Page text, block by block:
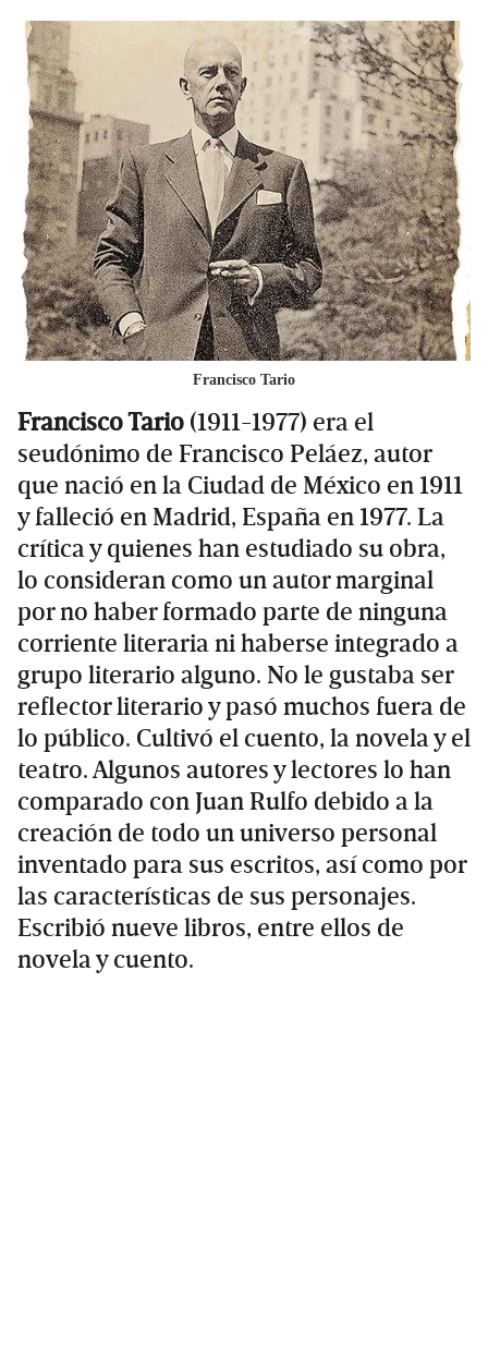
Francisco Tario
Francisco Tario (1911-1977) era el
seudónimo de Francisco Peláez, autor
que nació en la Ciudad de México en 1911
y falleció en Madrid, España en 1977. La
crítica y quienes han estudiado su obra,
lo consideran como un autor marginal
por no haber formado parte de ninguna
corriente literaria ni haberse integrado a
grupo literario alguno. No le gustaba ser
reflector literario y pasó muchos fuera de
lo público. Cultivó el cuento, la novela y el
teatro. Algunos autores y lectores lo han
comparado con Juan Rulfo debido a la
creación de todo un universo personal
inventado para sus escritos, así como por
las características de sus personajes.
Escribió nueve libros, entre ellos de
novela y cuento.